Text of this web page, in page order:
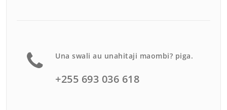
Una swali au unahitaji maombi? piga.
+255 693 036 618